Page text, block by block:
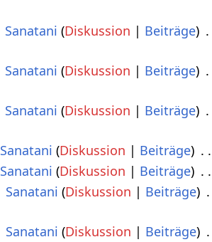
Sanatani Diskussion Beiträge
Sanatani Diskussion Beiträge
Sanatani Diskussion Beiträge
Sanatani Diskussion Beiträge
Sanatani Diskussion Beiträge
Sanatani Diskussion Beiträge
Sanatani Diskussion Beiträge